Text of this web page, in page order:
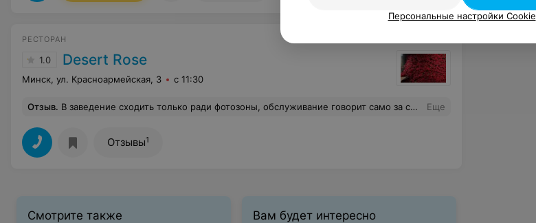
РЕСТОРАН
1.0 Desert Rose
Минск, ул. Красноармейская, 3 с 11:30
Отзыв. В заведение сходить только ради фотозоны, обслуживание говорит само за себя… принесли основное блюдо, напитки несли 50 минут, здесь я попробовала самый невкусный Порн Стар в моей жизни, про суши вообще забыли и мы так и ушли без них.. обслуживание на высоте.. хотя было занято всего три столика) Еще
Отзывы1
Смотрите также Вам будет интересно
Персональные настройки Cookie